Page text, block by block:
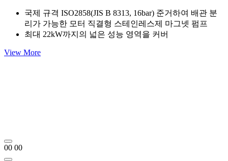
국제 규격 ISO2858(JIS B 8313, 16bar) 준거하여 배관 분
리가 가능한 모터 직결형 스테인레스제 마그넷 펌프
최대 22kW까지의 넓은 성능 영역을 커버
View More
00 00